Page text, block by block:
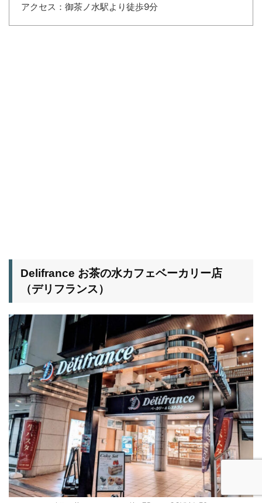
アクセス：御茶ノ水駅より徒歩9分
Delifrance お茶の水カフェベーカリー店
（デリフランス）